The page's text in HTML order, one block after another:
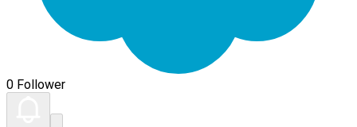
0 Follower